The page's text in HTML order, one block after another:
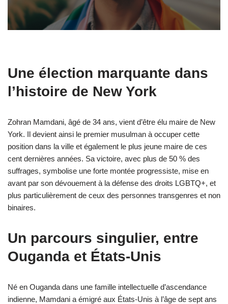
Une élection marquante dans
l’histoire de New York
Zohran Mamdani, âgé de 34 ans, vient d’être élu maire de New
York. Il devient ainsi le premier musulman à occuper cette
position dans la ville et également le plus jeune maire de ces
cent dernières années. Sa victoire, avec plus de 50 % des
suffrages, symbolise une forte montée progressiste, mise en
avant par son dévouement à la défense des droits LGBTQ+, et
plus particulièrement de ceux des personnes transgenres et non
binaires.
Un parcours singulier, entre
Ouganda et États-Unis
Né en Ouganda dans une famille intellectuelle d’ascendance
indienne, Mamdani a émigré aux États-Unis à l’âge de sept ans